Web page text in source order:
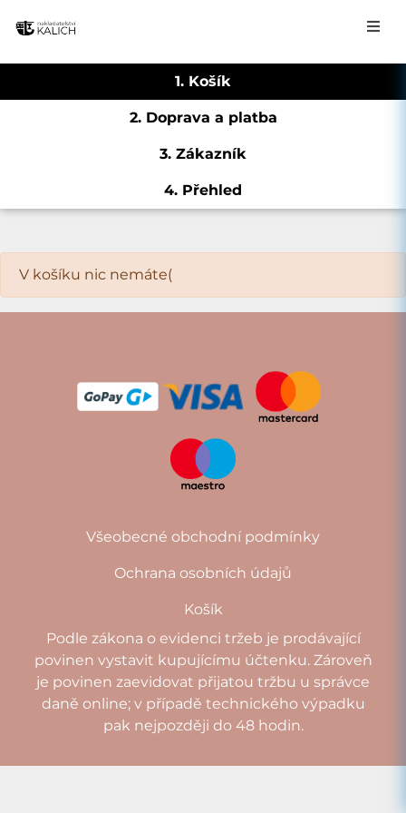
1. Košík
2. Doprava a platba
3. Zákazník
4. Přehled
V košíku nic nemáte(
Všeobecné obchodní podmínky
Ochrana osobních údajů
Košík
Podle zákona o evidenci tržeb je prodávající
povinen vystavit kupujícímu účtenku. Zároveň
je povinen zaevidovat přijatou tržbu u správce
daně online; v případě technického výpadku
pak nejpozději do 48 hodin.